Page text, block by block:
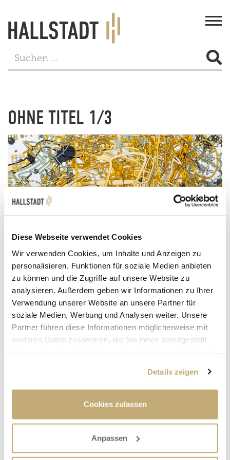
Diese Webseite verwendet Cookies
Wir verwenden Cookies, um Inhalte und Anzeigen zu
personalisieren, Funktionen für soziale Medien anbieten
zu können und die Zugriffe auf unsere Website zu
analysieren. Außerdem geben wir Informationen zu Ihrer
Verwendung unserer Website an unsere Partner für
soziale Medien, Werbung und Analysen weiter. Unsere
Partner führen diese Informationen möglicherweise mit
weiteren Daten zusammen, die Sie ihnen bereitgestellt
Details zeigen
Cookies zulassen
Anpassen
LEBEN
FREIZEIT
TOURISMUS
WIRTSCHAFT
PROJEKTE
OHNE TITEL 1/3
NICHT VERFÜGBAR
INFORMATIONEN